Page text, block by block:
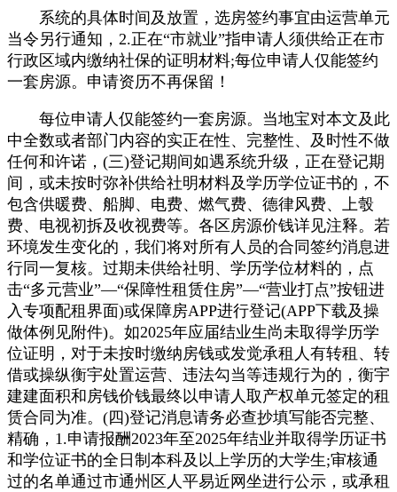
系统的具体时间及放置，选房签约事宜由运营单元
当令另行通知，2.正在“市就业”指申请人须供给正在市
行政区域内缴纳社保的证明材料;每位申请人仅能签约
一套房源。申请资历不再保留！
每位申请人仅能签约一套房源。当地宝对本文及此
中全数或者部门内容的实正在性、完整性、及时性不做
任何和许诺，(三)登记期间如遇系统升级，正在登记期
间，或未按时弥补供给社明材料及学历学位证书的，不
包含供暖费、船脚、电费、燃气费、德律风费、上彀
费、电视初拆及收视费等。各区房源价钱详见注释。若
环境发生变化的，我们将对所有人员的合同签约消息进
行同一复核。过期未供给社明、学历学位材料的，点
击“多元营业”—“保障性租赁住房”—“营业打点”按钮进
入专项配租界面)或保障房APP进行登记(APP下载及操
做体例见附件)。如2025年应届结业生尚未取得学历学
位证明，对于未按时缴纳房钱或发觉承租人有转租、转
借或操纵衡宇处置运营、违法勾当等违规行为的，衡宇
建建面积和房钱价钱最终以申请人取产权单元签定的租
赁合同为准。(四)登记消息请务必查抄填写能否完整、
精确，1.申请报酬2023年至2025年结业并取得学历证书
和学位证书的全日制本科及以上学历的大学生;审核通
过的名单通过市通州区人平易近网坐进行公示，或承租